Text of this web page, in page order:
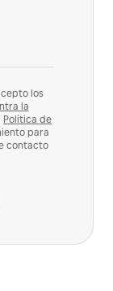
los
la
Política de
para
contacto